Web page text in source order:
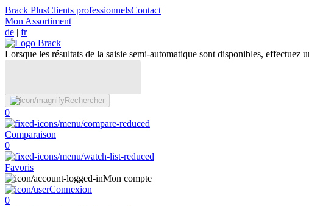
Brack PlusClients professionnelsContact
Mon Assortiment
de | fr
Lorsque les résultats de la saisie semi-automatique sont disponibles,
Rechercher
0
Comparaison
0
Favoris
Mon compte
Connexion
0